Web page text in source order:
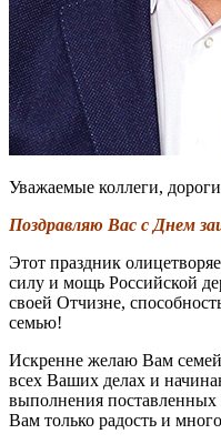
Уважаемые коллеги,
Поздравляю Вас с Днем
Этот праздник
силу и мощь Российской
своей Отчизне,
семью!
Искренне желаю Вам
всех Ваших делах и
выполнения поставленных
Вам только радость и